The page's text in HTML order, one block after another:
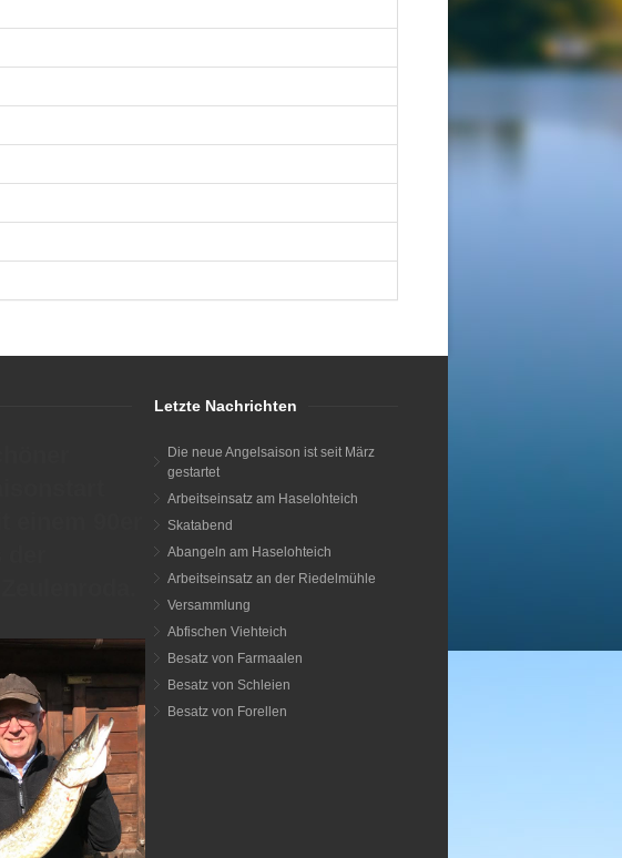
Letzte Nachrichten
Die neue Angelsaison ist seit März
gestartet
Arbeitseinsatz am Haselohteich
Skatabend
Abangeln am Haselohteich
Arbeitseinsatz an der Riedelmühle
Versammlung
Abfischen Viehteich
Besatz von Farmaalen
Besatz von Schleien
Besatz von Forellen